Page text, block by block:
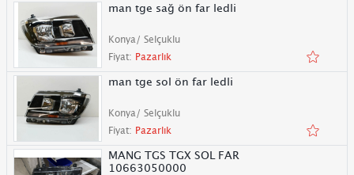
man tge sağ ön far ledli
Konya/ Selçuklu
Fiyat: Pazarlık
man tge sol ön far ledli
Konya/ Selçuklu
Fiyat: Pazarlık
MANG TGS TGX SOL FAR
10663050000